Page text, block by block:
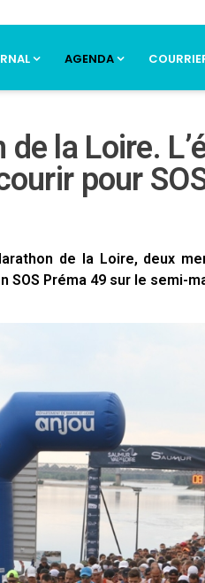
AGENDA
la Loire.
pour
de la Loire, deux
Préma 49 sur le semi-